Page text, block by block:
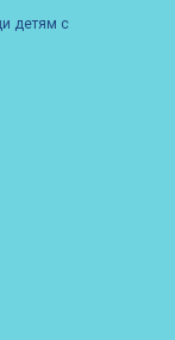
детям с